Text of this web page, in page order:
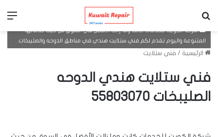
شركة الكويت للخدمات كانت وما زالت الأفضل في السوق من حيث خدماتها
المتنوعة واليوم تقدم لكم فني ستلايت هندي في مناطق الدوحه والصليبخات.
الرئيسية / فني ستلايت
فني ستلايت هندي الدوحه
الصليبخات 55803070